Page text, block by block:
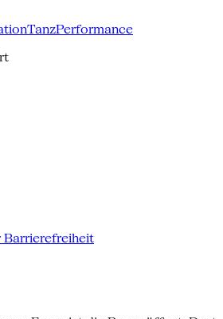
TanzPerformance
Barrierefreiheit